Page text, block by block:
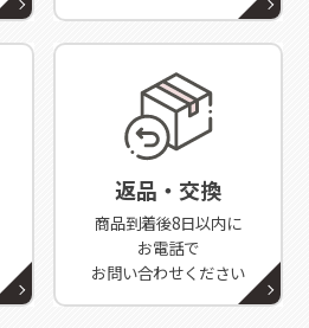
返品・交換
商品到着後8日以内に
お電話で
お問い合わせください